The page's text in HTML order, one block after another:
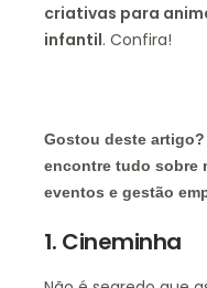
criativas para
infantil. Confira!
Gostou deste
encontre tudo sobre
eventos e gestão
1. Cineminha